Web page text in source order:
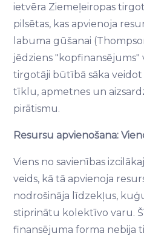
ietvēra Ziemeļeiropas
pilsētas, kas apvienoja
labuma gūšanai
jēdziens "kopfinansējums"
tirgotāji būtībā sāka
tīklu, apmetnes un
pirātismu.
Resursu apvienošana:
Viens no savienības
veids, kā tā apvienoja
nodrošināja līdzekļus,
stiprinātu kolektīvo varu.
finansējuma forma nebija